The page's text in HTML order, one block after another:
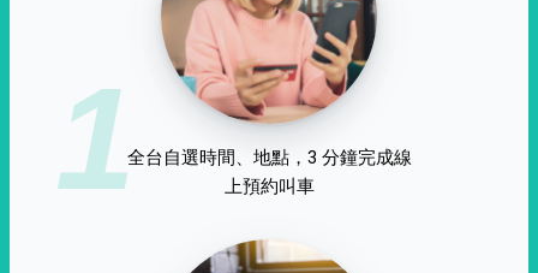
1全台自選時間、地點，3 分鐘完成線
上預約叫車